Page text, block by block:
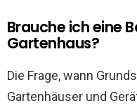
Brauche ich eine
Gartenhaus?
Die Frage, wann
Gartenhäuser und